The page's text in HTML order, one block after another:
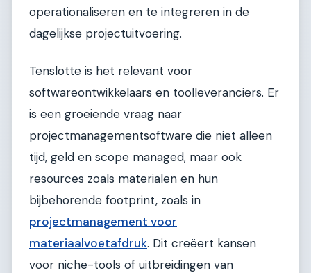
operationaliseren en te integreren in de
dagelijkse projectuitvoering.
Tenslotte is het relevant voor
softwareontwikkelaars en toolleveranciers. Er
is een groeiende vraag naar
projectmanagementsoftware die niet alleen
tijd, geld en scope managed, maar ook
resources zoals materialen en hun
bijbehorende footprint, zoals in
projectmanagement voor
materiaalvoetafdruk. Dit creëert kansen
voor niche-tools of uitbreidingen van